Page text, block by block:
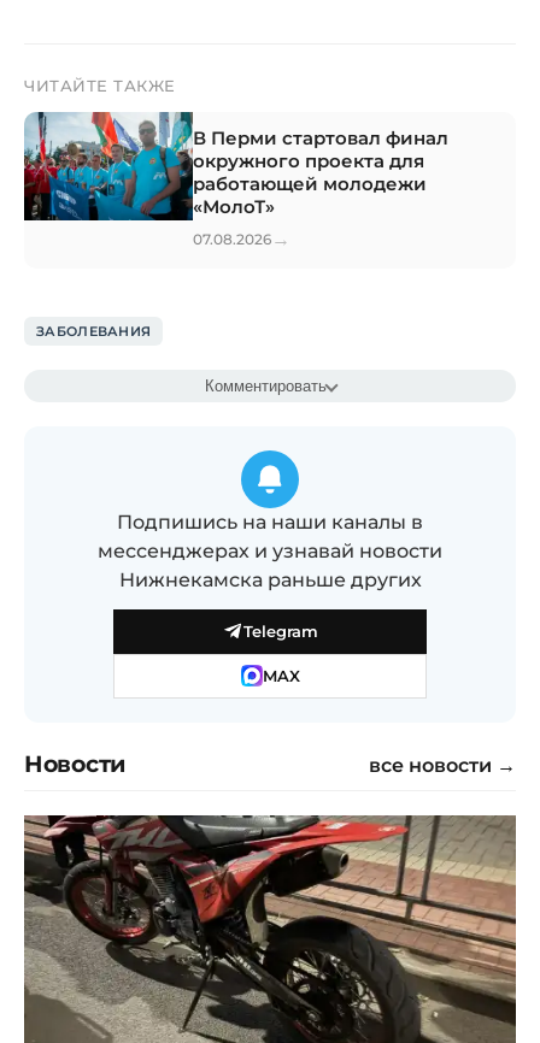
ЧИТАЙТЕ ТАКЖЕ
В Перми стартовал финал
окружного проекта для
работающей молодежи
«МолоТ»
07.08.2026 →
ЗАБОЛЕВАНИЯ
Комментировать
Подпишись на наши каналы в
мессенджерах и узнавай новости
Нижнекамска раньше других
Telegram
MAX
Новости все новости →